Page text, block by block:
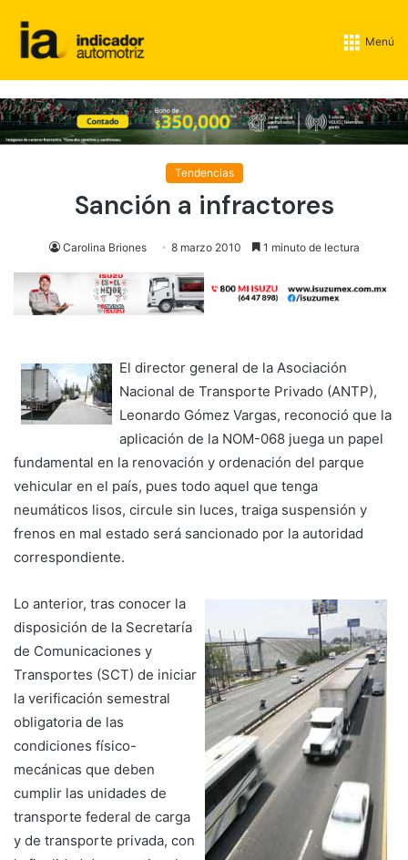
Menú
Tendencias
Sanción a infractores
Carolina Briones 8 marzo 2010 1 minuto de lectura
El director general de la Asociación
Nacional de Transporte Privado (ANTP),
Leonardo Gómez Vargas, reconoció que la
aplicación de la NOM-068 juega un papel
fundamental en la renovación y ordenación del parque
vehicular en el país, pues todo aquel que tenga
neumáticos lisos, circule sin luces, traiga suspensión y
frenos en mal estado será sancionado por la autoridad
correspondiente.
Lo anterior, tras conocer la
disposición de la Secretaría
de Comunicaciones y
Transportes (SCT) de iniciar
la verificación semestral
obligatoria de las
condiciones físico-
mecánicas que deben
cumplir las unidades de
transporte federal de carga
y de transporte privada, con